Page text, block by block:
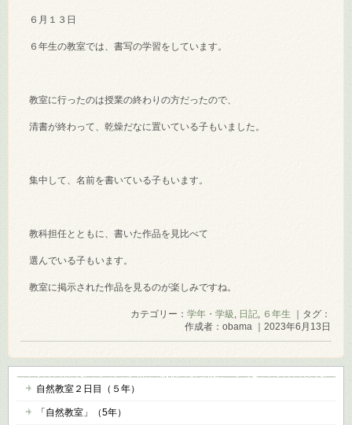
６月１３日
６年生の教室では、書写の学習をしています。
教室に行ったのは授業の終わりの方だったので、
清書が終わって、乾燥だなに置いている子もいました。
集中して、名前を書いている子もいます。
教科担任とともに、書いた作品を見比べて
選んでいる子もいます。
教室に掲示された作品を見るのが楽しみですね。
カテゴリー： 学年・学級 , 日記, ６年生 ｜タグ：
作成者：obama ｜2023年6月13日
自然教室２日目（５年）
「自然教室」（5年）